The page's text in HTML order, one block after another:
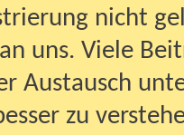
nicht
an uns. Viele
Austausch
zu